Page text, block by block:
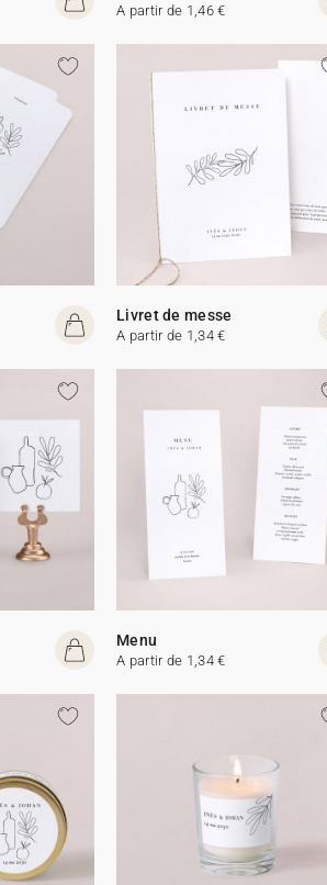
A partir de 1,46 €
Livret de messe
A partir de 1,34 €
Menu
A partir de 1,34 €